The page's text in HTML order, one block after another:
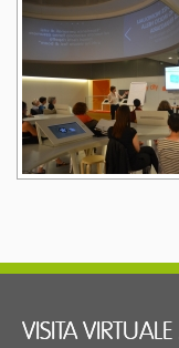
VISITA